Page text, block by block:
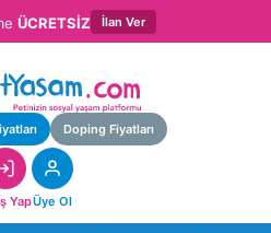
ÜCRETSİZ İlan Ver
Doping Fiyatları
YapÜye Ol